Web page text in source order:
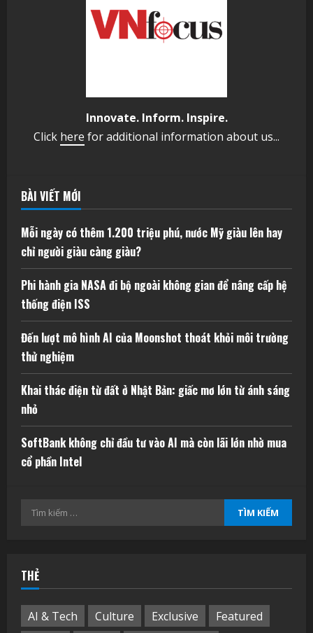
Innovate. Inform. Inspire.
Click here for additional information about us...
BÀI VIẾT MỚI
Mỗi ngày có thêm 1.200 triệu phú, nước Mỹ giàu lên hay
chỉ người giàu càng giàu?
Phi hành gia NASA đi bộ ngoài không gian để nâng cấp hệ
thống điện ISS
Đến lượt mô hình AI của Moonshot thoát khỏi môi trường
thử nghiệm
Khai thác điện từ đất ở Nhật Bản: giấc mơ lớn từ ánh sáng
nhỏ
SoftBank không chỉ đầu tư vào AI mà còn lãi lớn nhờ mua
cổ phần Intel
Tìm
THẺ
AI & Tech Culture Exclusive Featured